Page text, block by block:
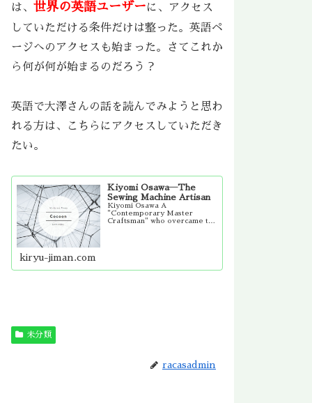
は、 世界の英語ユーザーに、アクセス
していただける条件だけは整った。英語ペ
ージへのアクセスも始まった。さてこれか
ら何が何が始まるのだろう？
英語で大澤さんの話を読んでみようと思わ
れる方は、こちらにアクセスしていただき
たい。
Kiyomi Osawa―The
Sewing Machine Artisan
Kiyomi Osawa A
"Contemporary Master
Craftsman" who overcame the
kiryu-jiman.com
未分類
racasadmin